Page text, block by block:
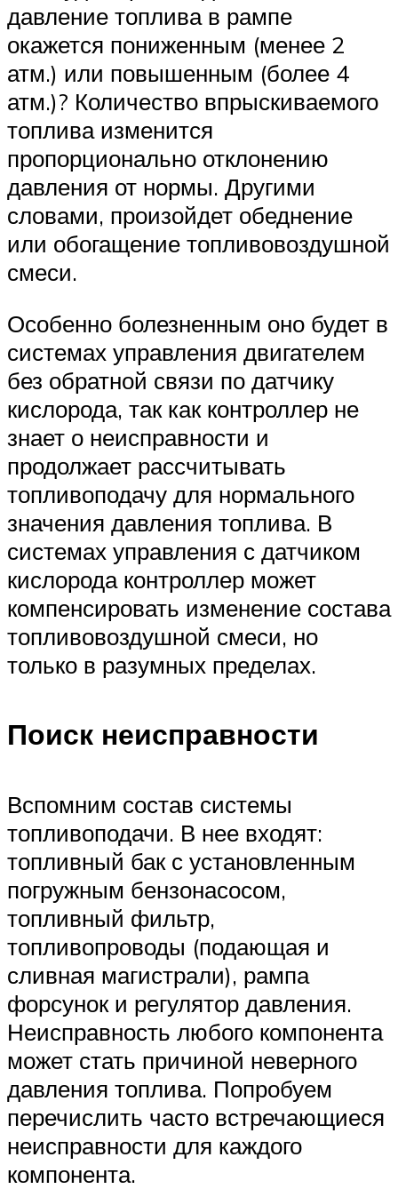
давление топлива в рампе
окажется пониженным (менее 2
атм.) или повышенным (более 4
атм.)? Количество впрыскиваемого
топлива изменится
пропорционально отклонению
давления от нормы. Другими
словами, произойдет обеднение
или обогащение топливовоздушной
смеси.
Особенно болезненным оно будет в
системах управления двигателем
без обратной связи по датчику
кислорода, так как контроллер не
знает о неисправности и
продолжает рассчитывать
топливоподачу для нормального
значения давления топлива. В
системах управления с датчиком
кислорода контроллер может
компенсировать изменение состава
топливовоздушной смеси, но
только в разумных пределах.
Поиск неисправности
Вспомним состав системы
топливоподачи. В нее входят:
топливный бак с установленным
погружным бензонасосом,
топливный фильтр,
топливопроводы (подающая и
сливная магистрали), рампа
форсунок и регулятор давления.
Неисправность любого компонента
может стать причиной неверного
давления топлива. Попробуем
перечислить часто встречающиеся
неисправности для каждого
компонента.